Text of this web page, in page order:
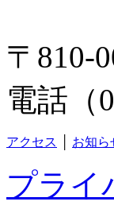
〒810-
電話（
アクセス お知ら
プライ